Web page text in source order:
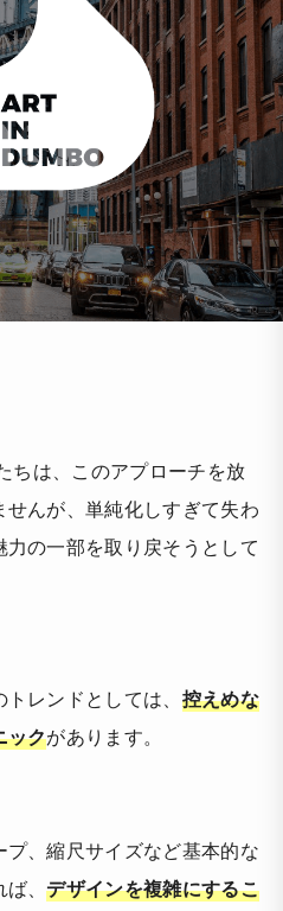
ちは、このアプローチを放
んが、単純化しすぎて失わ
の一部を取り戻そうとして
レンドとしては、 控えめな
ックがあります。
、縮尺サイズなど基本的な
ば、デザインを複雑にするこ